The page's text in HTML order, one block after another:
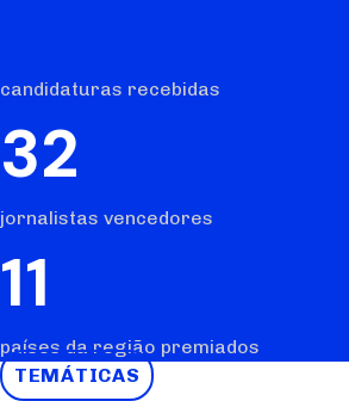
candidaturas recebidas
32
jornalistas vencedores
11
países da região premiados
TEMÁTICAS